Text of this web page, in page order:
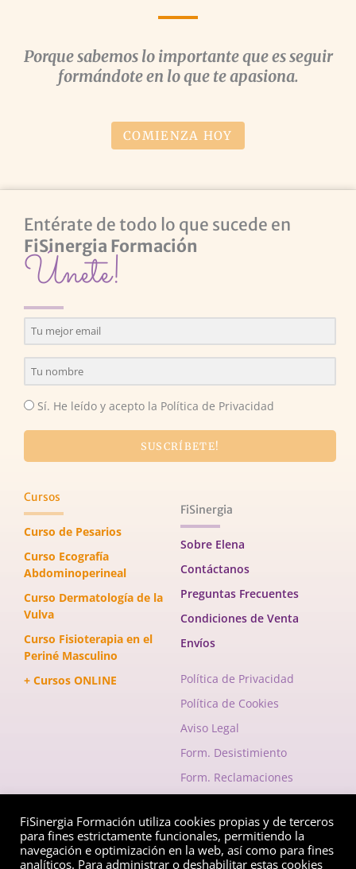
Porque sabemos lo importante que es seguir
formándote en lo que te apasiona.
COMIENZA HOY
Entérate de todo lo que sucede en
FiSinergia Formación
Únete!
Sí. He leído y acepto la Política de Privacidad
SUSCRÍBETE!
Cursos
Curso de Pesarios
Curso Ecografía
Abdominoperineal
Curso Dermatología de la
Vulva
Curso Fisioterapia en el
Periné Masculino
+ Cursos ONLINE
FiSinergia
Sobre Elena
Contáctanos
Preguntas Frecuentes
Condiciones de Venta
Envíos
Política de Privacidad
Política de Cookies
Aviso Legal
Form. Desistimiento
Form. Reclamaciones
EnvelopeInstagramFacebook-
f
FiSinergia Formación utiliza cookies propias y de terceros
para fines estrictamente funcionales, permitiendo la
navegación e optimización en la web, así como para fines
analíticos. Para administrar o deshabilitar estas cookies